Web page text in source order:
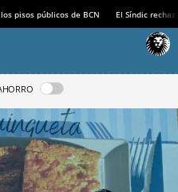
pisos públicos de BCN El Síndic